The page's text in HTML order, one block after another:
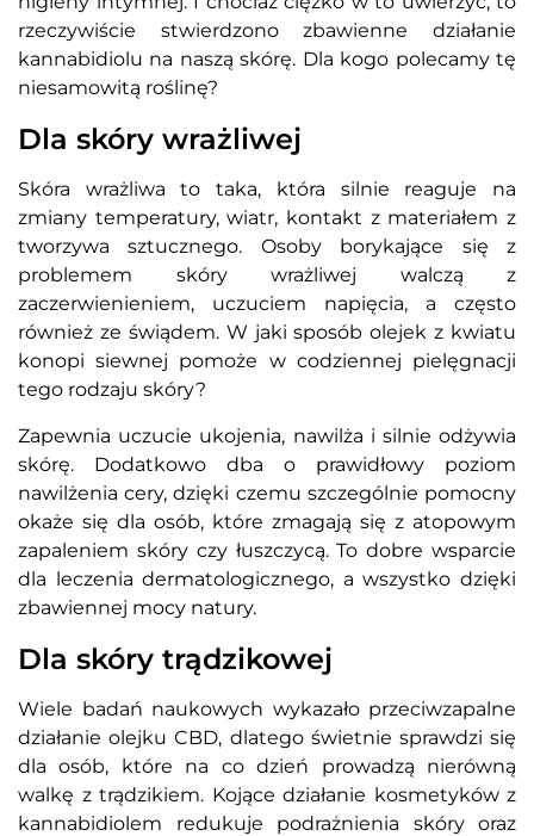
rzeczywiście stwierdzono zbawienne działanie
kannabidiolu na naszą skórę. Dla kogo polecamy tę
niesamowitą roślinę?
Dla skóry wrażliwej
Skóra wrażliwa to taka, która silnie reaguje na
zmiany temperatury, wiatr, kontakt z materiałem z
tworzywa sztucznego. Osoby borykające się z
problemem skóry wrażliwej walczą z
zaczerwienieniem, uczuciem napięcia, a często
również ze świądem. W jaki sposób olejek z kwiatu
konopi siewnej pomoże w codziennej pielęgnacji
tego rodzaju skóry?
Zapewnia uczucie ukojenia, nawilża i silnie odżywia
skórę. Dodatkowo dba o prawidłowy poziom
nawilżenia cery, dzięki czemu szczególnie pomocny
okaże się dla osób, które zmagają się z atopowym
zapaleniem skóry czy łuszczycą. To dobre wsparcie
dla leczenia dermatologicznego, a wszystko dzięki
zbawiennej mocy natury.
Dla skóry trądzikowej
Wiele badań naukowych wykazało przeciwzapalne
działanie olejku CBD, dlatego świetnie sprawdzi się
dla osób, które na co dzień prowadzą nierówną
walkę z trądzikiem. Kojące działanie kosmetyków z
kannabidiolem redukuje podrażnienia skóry oraz